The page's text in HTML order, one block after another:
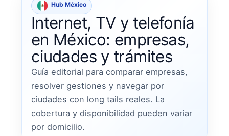
Hub México
Internet, TV y telefonía
en México: empresas,
ciudades y trámites
Guía editorial para comparar empresas,
resolver gestiones y navegar por
ciudades con long tails reales. La
cobertura y disponibilidad pueden variar
por domicilio.